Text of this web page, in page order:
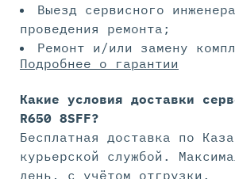
Выезд сервисного
проведения ремонта;
Ремонт и/или замену
Подробнее о гарантии
Какие условия доставки
R650 8SFF?
Бесплатная доставка по
курьерской службой.
день, с учётом отгрузки.